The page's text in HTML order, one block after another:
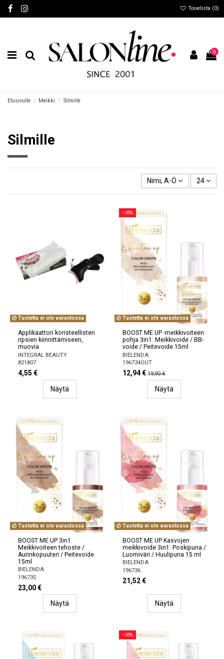
Toivelista (0)
0
Etusivulle Meikki Silmille
Silmille
Nimi, A-Ö 24
Tuotetta ei ole varastossa
Applikaattori koristeellisten
ripsien kiinnittämiseen,
muovia
INTEGRAL BEAUTY
821807
4,55 €
Näytä
−35%
Tuotetta ei ole varastossa
BOOST ME UP -meikkivoiteen
pohja 3in1: Meikkivoide / BB-
voide / Peitevoide 15ml
BIELENDA
196734OUT
12,94 € 19,90 €
Näytä
Tuotetta ei ole varastossa
BOOST ME UP 3in1
Meikkivoiteen tehoste /
Aurinkopuuteri / Peitevoide
15ml
BIELENDA
196735
23,00 €
Näytä
Tuotetta ei ole varastossa
BOOST ME UP Kasvojen
meikkivoide 3in1: Poskipuna /
Luomiväri / Huulipuna 15 ml
BIELENDA
196736
21,52 €
Näytä
−35%